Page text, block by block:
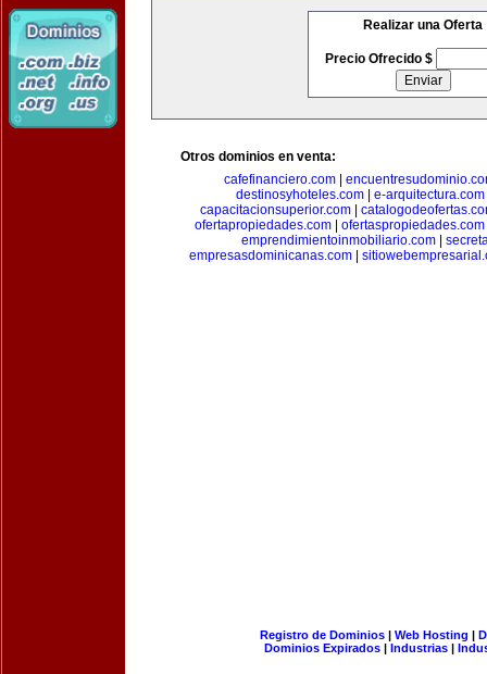
Realizar una Oferta
Precio Ofrecido $
Otros dominios en venta:
cafefinanciero.com
destinosyhoteles.com
e-arquitectura.com
capacitacionsuperior.com
ofertapropiedades.com
ofertaspropiedades.com
emprendimientoinmobiliario.com|
empresasdominicanas.com|
Registro de Dominios| Web Hosting |
Dominios Expirados | Industrias |